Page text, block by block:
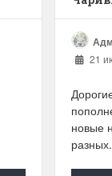
21
новые